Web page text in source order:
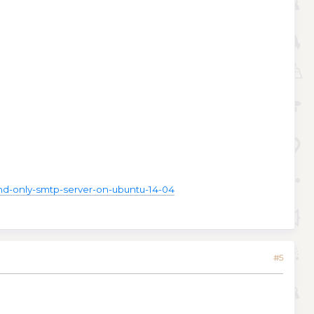
only-smtp-server-on-ubuntu-14-04
#5